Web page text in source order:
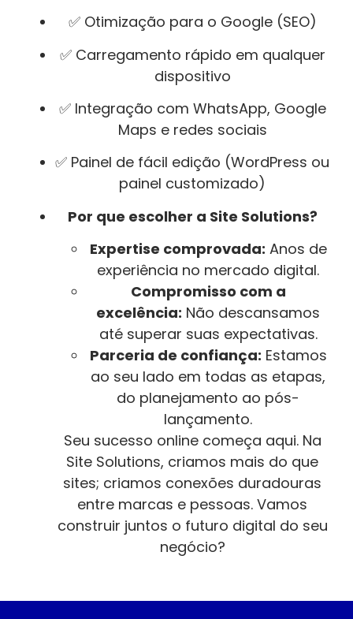
✅ Otimização para o Google (SEO)
✅ Carregamento rápido em qualquer
dispositivo
✅ Integração com WhatsApp, Google
Maps e redes sociais
✅ Painel de fácil edição (WordPress ou
painel customizado)
Por que escolher a Site Solutions?
Expertise comprovada: Anos de
experiência no mercado digital.
Compromisso com a
excelência: Não descansamos
até superar suas expectativas.
Parceria de confiança: Estamos
ao seu lado em todas as etapas,
do planejamento ao pós-
lançamento.
Seu sucesso online começa aqui. Na
Site Solutions, criamos mais do que
sites; criamos conexões duradouras
entre marcas e pessoas. Vamos
construir juntos o futuro digital do seu
negócio?